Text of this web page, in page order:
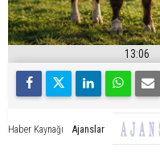
13:06
Haber Kaynağı Ajanslar